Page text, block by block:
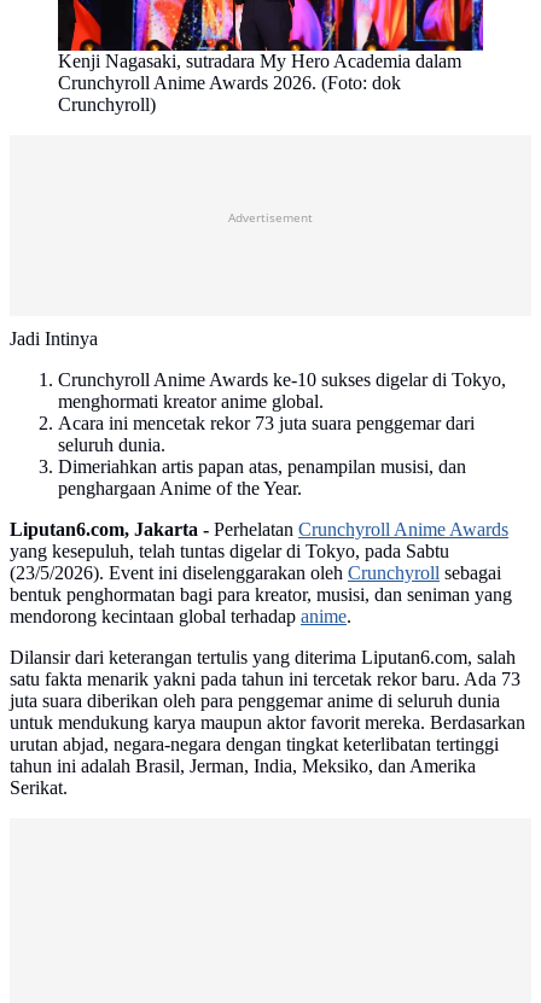
Kenji Nagasaki, sutradara My Hero Academia dalam
Crunchyroll Anime Awards 2026. (Foto: dok
Crunchyroll)
Advertisement
Jadi Intinya
Crunchyroll Anime Awards ke-10 sukses digelar di Tokyo,
menghormati kreator anime global.
Acara ini mencetak rekor 73 juta suara penggemar dari
seluruh dunia.
Dimeriahkan artis papan atas, penampilan musisi, dan
penghargaan Anime of the Year.
Liputan6.com, Jakarta - Perhelatan Crunchyroll Anime Awards
yang kesepuluh, telah tuntas digelar di Tokyo, pada Sabtu
(23/5/2026). Event ini diselenggarakan oleh Crunchyroll sebagai
bentuk penghormatan bagi para kreator, musisi, dan seniman yang
mendorong kecintaan global terhadap anime.
Dilansir dari keterangan tertulis yang diterima Liputan6.com, salah
satu fakta menarik yakni pada tahun ini tercetak rekor baru. Ada 73
juta suara diberikan oleh para penggemar anime di seluruh dunia
untuk mendukung karya maupun aktor favorit mereka. Berdasarkan
urutan abjad, negara-negara dengan tingkat keterlibatan tertinggi
tahun ini adalah Brasil, Jerman, India, Meksiko, dan Amerika
Serikat.